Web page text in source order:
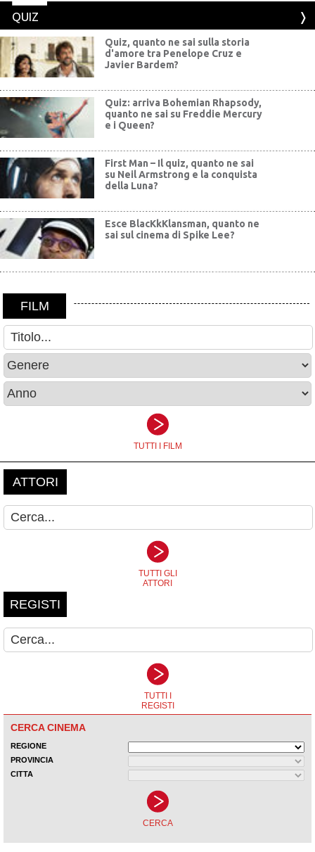
QUIZ
Quiz, quanto ne sai sulla storia
d'amore tra Penelope Cruz e
Javier Bardem?
Quiz: arriva Bohemian Rhapsody,
quanto ne sai su Freddie Mercury
e i Queen?
First Man – Il quiz, quanto ne sai
su Neil Armstrong e la conquista
della Luna?
Esce BlacKkKlansman, quanto ne
sai sul cinema di Spike Lee?